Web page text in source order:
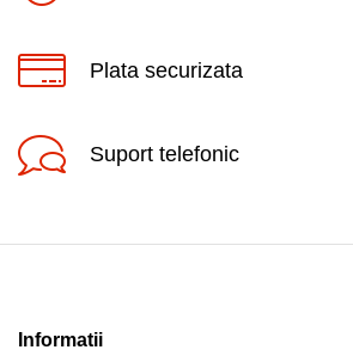
Plata securizata
Suport telefonic
Informatii